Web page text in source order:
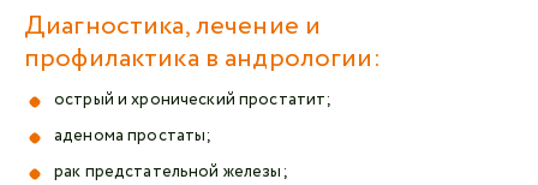
Диагностика, лечение и
профилактика в андрологии:
острый и хронический простатит;
аденома простаты;
рак предстательной железы;